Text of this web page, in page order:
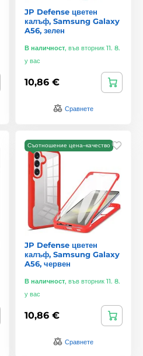
JP Defense цветен
калъф, Samsung Galaxy
A56, зелен
В наличност, във вторник 11. 8.
у вас
10,86 €
Сравнете
Съотношение цена–качество
JP Defense цветен
калъф, Samsung Galaxy
A56, червен
В наличност, във вторник 11. 8.
у вас
10,86 €
Сравнете